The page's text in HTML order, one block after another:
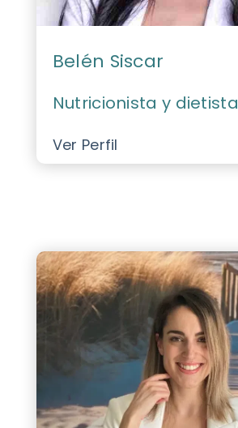
Belén Siscar
Nutricionista y dietista
Ver Perfil